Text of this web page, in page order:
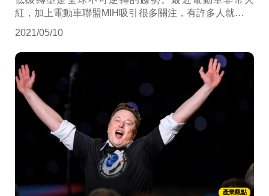
紅，加上電動車聯盟MIH吸引很多關注，有許多人就又開
本不環保」，真的是這樣嗎？環不環保，低不低碳，是
電動車要揹黑鍋嗎？
2021/05/10
產業觀點